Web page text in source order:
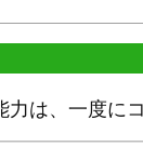
力は、一度に